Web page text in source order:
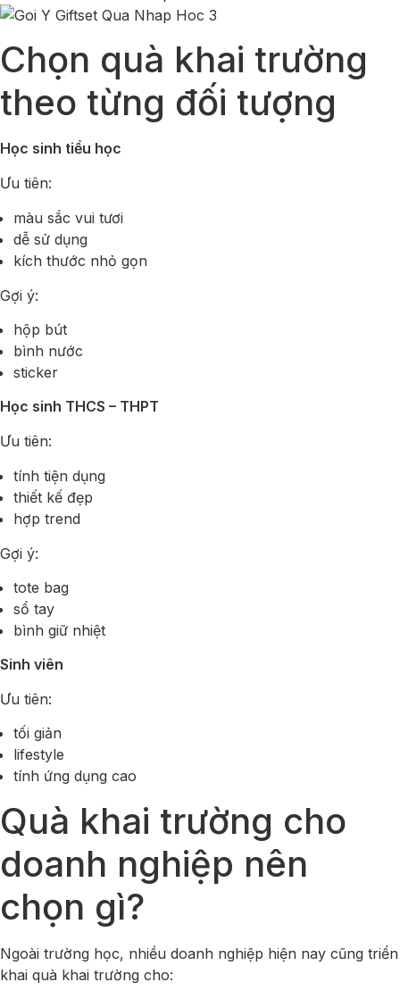
Chọn quà khai trường
theo từng đối tượng
Học sinh tiểu học
Ưu tiên:
màu sắc vui tươi
dễ sử dụng
kích thước nhỏ gọn
Gợi ý:
hộp bút
bình nước
sticker
Học sinh THCS – THPT
Ưu tiên:
tính tiện dụng
thiết kế đẹp
hợp trend
Gợi ý:
tote bag
sổ tay
bình giữ nhiệt
Sinh viên
Ưu tiên:
tối giản
lifestyle
tính ứng dụng cao
Quà khai trường cho
doanh nghiệp nên
chọn gì?
Ngoài trường học, nhiều doanh nghiệp hiện nay cũng triển
khai quà khai trường cho: